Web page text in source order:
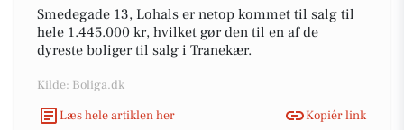
Smedegade 13, Lohals er netop kommet til salg til
hele 1.445.000 kr, hvilket gør den til en af de
dyreste boliger til salg i Tranekær.
Kilde: Boliga.dk
Læs hele artiklen her
Kopiér link